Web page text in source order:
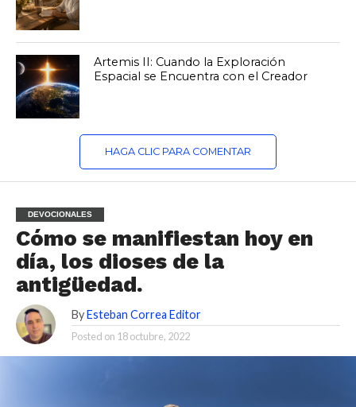
Artemis II: Cuando la Exploración
Espacial se Encuentra con el Creador
HAGA CLIC PARA COMENTAR
DEVOCIONALES
Cómo se manifiestan hoy en
día, los dioses de la
antigüedad.
By Esteban Correa Editor
Posted on 18 octubre, 2022